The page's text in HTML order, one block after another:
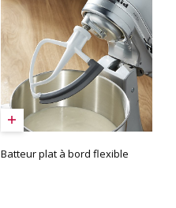
Batteur plat à bord flexible